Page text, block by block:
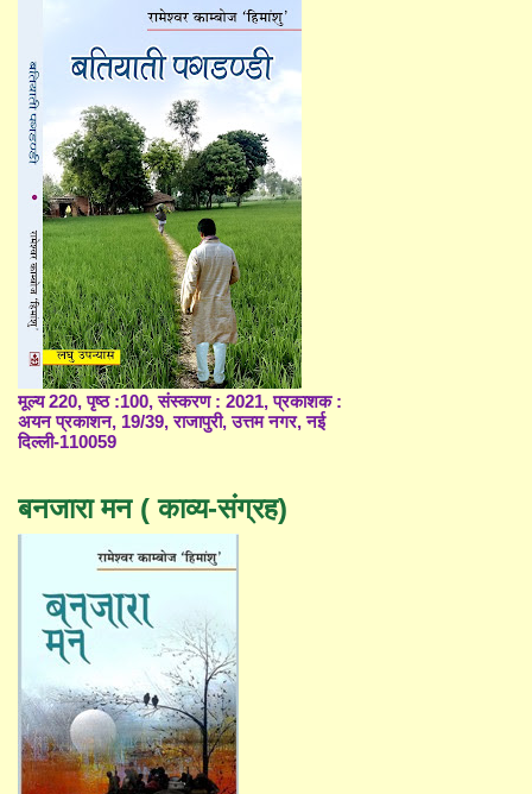
मूल्य 220, पृष्ठ :100, संस्करण : 2021, प्रकाशक :
अयन प्रकाशन, 19/39, राजापुरी, उत्तम नगर, नई
दिल्ली-110059
बनजारा मन ( काव्य-संग्रह)